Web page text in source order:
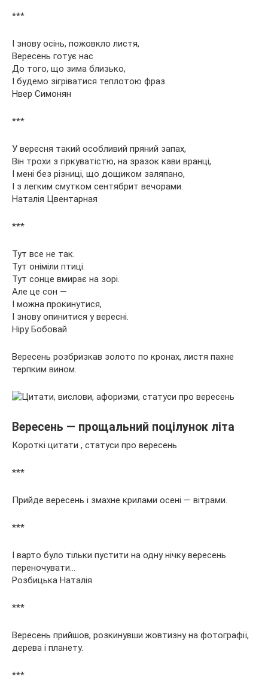
***
І знову осінь, пожовкло листя,
Вересень готує нас
До того, що зима близько,
І будемо зігріватися теплотою фраз.
Нвер Симонян
***
У вересня такий особливий пряний запах,
Він трохи з гіркуватістю, на зразок кави вранці,
І мені без різниці, що дощиком заляпано,
І з легким смутком сентябрит вечорами.
Наталія Цвентарная
***
Тут все не так.
Тут оніміли птиці.
Тут сонце вмирає на зорі.
Але це сон —
І можна прокинутися,
І знову опинитися у вересні.
Ніру Бобовай
Вересень розбризкав золото по кронах, листя пахне
терпким вином.
Вересень — прощальний поцілунок літа
Короткі цитати , статуси про вересень
***
Прийде вересень і змахне крилами осені — вітрами.
***
І варто було тільки пустити на одну нічку вересень
переночувати…
Розбицька Наталія
***
Вересень прийшов, розкинувши жовтизну на фотографії,
дерева і планету.
***